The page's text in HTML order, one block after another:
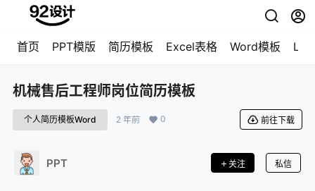
首页 PPT模版 简历模板 Excel表格 Word模板
机械售后工程师岗位简历模板
个人简历模板Word 2 年前 0 前往下载
PPT 关注 私信